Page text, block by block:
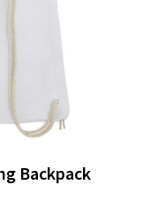
Backpack